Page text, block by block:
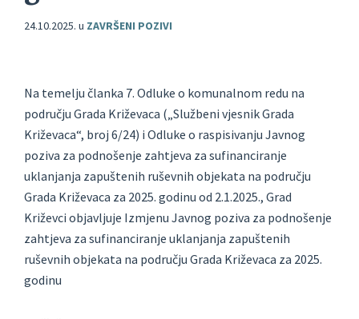
24.10.2025. u ZAVRŠENI POZIVI
Na temelju članka 7. Odluke o komunalnom redu na
području Grada Križevaca („Službeni vjesnik Grada
Križevaca“, broj 6/24) i Odluke o raspisivanju Javnog
poziva za podnošenje zahtjeva za sufinanciranje
uklanjanja zapuštenih ruševnih objekata na području
Grada Križevaca za 2025. godinu od 2.1.2025., Grad
Križevci objavljuje Izmjenu Javnog poziva za podnošenje
zahtjeva za sufinanciranje uklanjanja zapuštenih
ruševnih objekata na području Grada Križevaca za 2025.
godinu